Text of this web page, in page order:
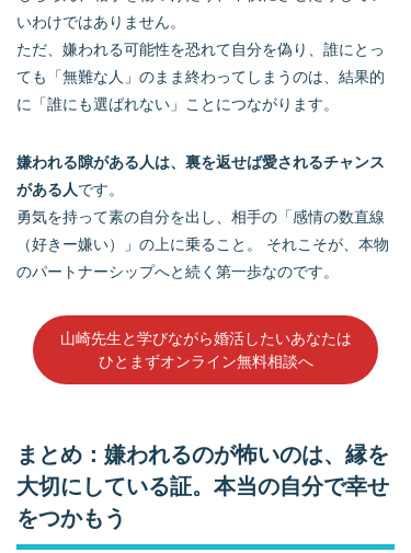
いわけではありません。
ただ、嫌われる可能性を恐れて自分を偽り、誰にとっ
ても「無難な人」のまま終わってしまうのは、結果的
に「誰にも選ばれない」ことにつながります。
嫌われる隙がある人は、裏を返せば愛されるチャンス
がある人です。
勇気を持って素の自分を出し、相手の「感情の数直線
（好きー嫌い）」の上に乗ること。 それこそが、本物
のパートナーシップへと続く第一歩なのです。
山崎先生と学びながら婚活したいあなたは
ひとまずオンライン無料相談へ
まとめ：嫌われるのが怖いのは、縁を
大切にしている証。本当の自分で幸せ
をつかもう